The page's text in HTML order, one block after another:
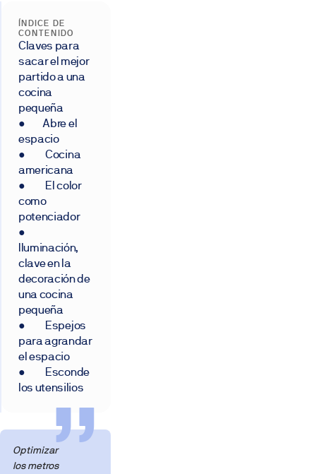
Optimizar
los metros
ÍNDICE DE
CONTENIDO
Claves para
sacar el mejor
partido a una
cocina
pequeña
● Abre el
espacio
● Cocina
americana
● El color
como
potenciador
●
Iluminación,
clave en la
decoración de
una cocina
pequeña
● Espejos
para agrandar
el espacio
● Esconde
los utensilios